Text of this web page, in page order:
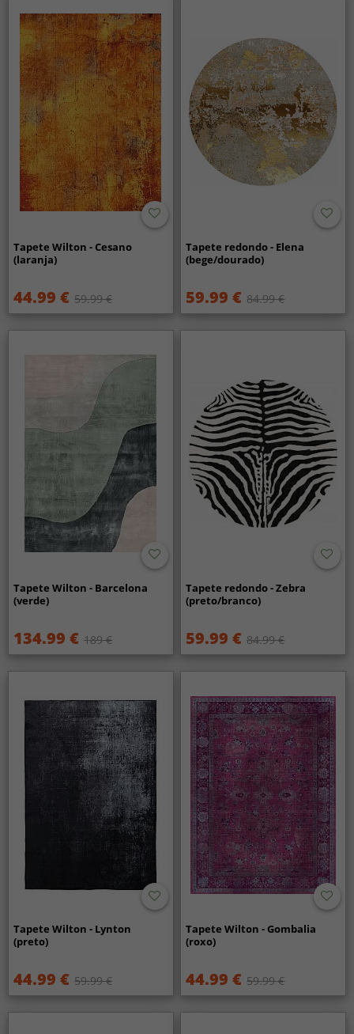
Tapete Wilton - Cesano
(laranja)
44.99 € 59.99 €
Tapete redondo - Elena
(bege/dourado)
59.99 € 84.99 €
Tapete Wilton - Barcelona
(verde)
134.99 € 189 €
Tapete redondo - Zebra
(preto/branco)
59.99 € 84.99 €
Tapete Wilton - Lynton
(preto)
44.99 € 59.99 €
Tapete Wilton - Gombalia
(roxo)
44.99 € 59.99 €